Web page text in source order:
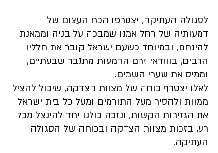
לסגולה העתיקה, יצטרפו הכח העצום של
דמעותיה של רחל אמנו שמבכה על בניה וממאנת
להינחם, ובמיוחד כשעם ישראל קובר את חלליו
הרבים, בווודאי זרם הדמעות מתגבר שבעתיים,
וממיס את שערי השמים.
לאלו יצטרף כוחה של מצוות הצדקה, שיכול להציל
ממוות ולהסיר מעל התורמים ומעל כל בית ישראל
את הגזירות הקשות, ונזכה כולנו יחד להינצל מכל
רע, בזכות מצוות הצדקה ובכוחה של הסגולה
העתיקה.